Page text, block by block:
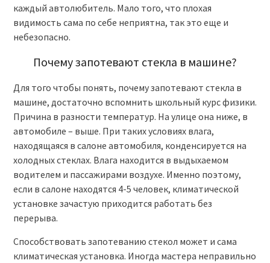
каждый автолюбитель. Мало того, что плохая
видимость сама по себе неприятна, так это еще и
небезопасно.
Почему запотевают стекла в машине?
Для того чтобы понять, почему запотевают стекла в
машине, достаточно вспомнить школьный курс физики.
Причина в разности температур. На улице она ниже, в
автомобиле – выше. При таких условиях влага,
находящаяся в салоне автомобиля, конденсируется на
холодных стеклах. Влага находится в выдыхаемом
водителем и пассажирами воздухе. Именно поэтому,
если в салоне находятся 4-5 человек, климатической
установке зачастую приходится работать без
перерыва.
Способствовать запотеванию стекол может и сама
климатическая установка. Иногда мастера неправильно